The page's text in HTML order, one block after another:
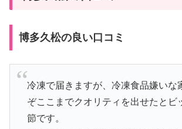
博多久松の良い口コミ
冷凍で届きますが、冷凍食品嫌いな
ぞここまでクオリティを出せたとビ
節です。